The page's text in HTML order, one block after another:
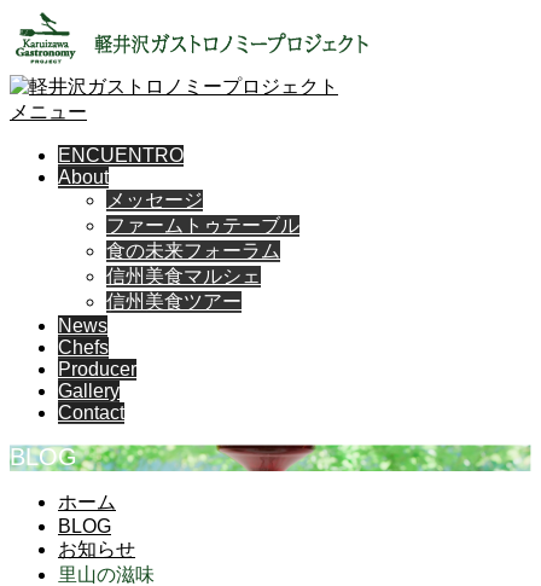
メニュー
ENCUENTRO
About
メッセージ
ファームトゥテーブル
食の未来フォーラム
信州美食マルシェ
信州美食ツアー
News
Chefs
Producer
Gallery
Contact
BLOG
ホーム
BLOG
お知らせ
里山の滋味